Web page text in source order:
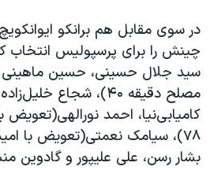
همایش محافظه‌کاران آمریکا «سی‌پک»
صفحه‌های ویژه
سفر پرزیدنت ترامپ به چین
در سوی مقابل هم برانکو
چینش را برای پرسپولیس انتخاب
سید جلال حسینی، حسین ماهینی
مصلح دقیقه ۴۰)، شجاع
کامیابی‌نیا، احمد نورالهی(تعویض
بشار رسن، علی علیپور و گادوین